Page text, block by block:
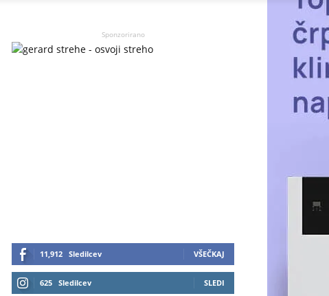
Sponzorirano
11,912 Sledilcev VŠEČKAJ
625 Sledilcev SLEDI